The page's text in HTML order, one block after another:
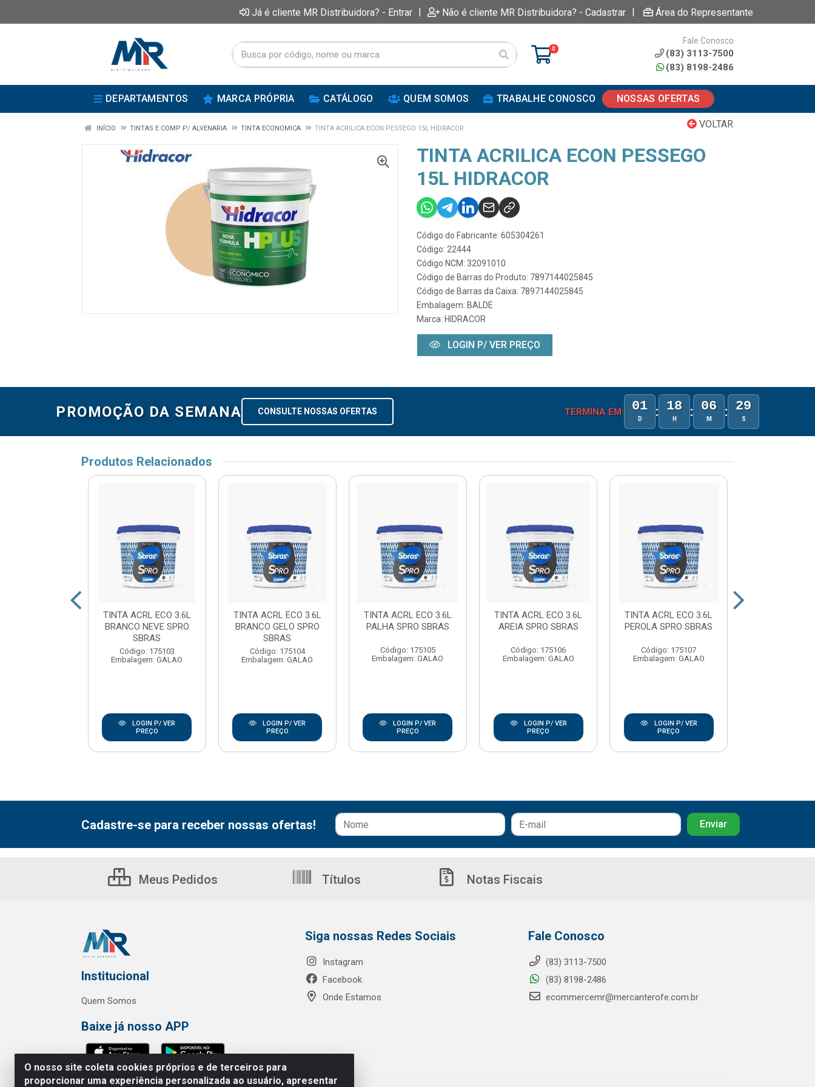
Já é cliente MR Distribuidora? - Entrar | Não é cliente MR Distribuidora? - Cadastrar | Área do Representante
0
Fale Conosco
(83) 3113-7500
(83) 8198-2486
DEPARTAMENTOS MARCA PRÓPRIA CATÁLOGO QUEM SOMOS TRABALHE CONOSCO NOSSAS OFERTAS
VOLTAR
INÍCIO TINTAS E COMP P/ ALVENARIA TINTA ECONOMICA TINTA ACRILICA ECON PESSEGO 15L HIDRACOR
TINTA ACRILICA ECON PESSEGO
15L HIDRACOR
Código do Fabricante: 605304261
Código: 22444
Código NCM: 32091010
Código de Barras do Produto: 7897144025845
Código de Barras da Caixa: 7897144025845
Embalagem: BALDE
Marca: HIDRACOR
LOGIN P/ VER PREÇO
PROMOÇÃO DA SEMANA CONSULTE NOSSAS OFERTAS TERMINA EM: 01
D : 18
H : 06
M : 29
S
Produtos Relacionados
TINTA ACRL ECO 3.6L
BRANCO NEVE SPRO
SBRAS
Código: 175103
Embalagem: GALAO
LOGIN P/ VER
PREÇO
TINTA ACRL ECO 3.6L
BRANCO GELO SPRO
SBRAS
Código: 175104
Embalagem: GALAO
LOGIN P/ VER
PREÇO
TINTA ACRL ECO 3.6L
PALHA SPRO SBRAS
Código: 175105
Embalagem: GALAO
LOGIN P/ VER
PREÇO
TINTA ACRL ECO 3.6L
AREIA SPRO SBRAS
Código: 175106
Embalagem: GALAO
LOGIN P/ VER
PREÇO
TINTA ACRL ECO 3.6L
PEROLA SPRO SBRAS
Código: 175107
Embalagem: GALAO
LOGIN P/ VER
PREÇO
O nosso site coleta cookies próprios e de terceiros para
proporcionar uma experiência personalizada ao usuário, apresentar
Cadastre-se para receber nossas ofertas!
Meus Pedidos Títulos Notas Fiscais
Institucional
Quem Somos
Baixe já nosso APP
Siga nossas Redes Sociais
Instagram
Facebook
Onde Estamos
Fale Conosco
(83) 3113-7500
(83) 8198-2486
ecommercemr@mercanterofe.com.br